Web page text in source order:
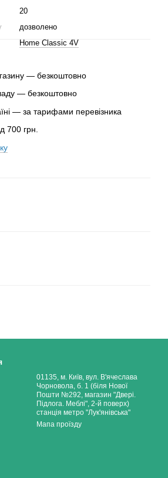
20
дозволено
Home Classic 4V
— безкоштовно
— безкоштовно
— за тарифами перевізника
700 грн.
01135, м. Київ, вул. В'ячеслава
Чорновола, б. 1 (біля Нової
Пошти №292, магазин "Двері.
Підлога. Меблі", 2-й поверх)
станція метро "Лук'янівська"
Мапа проїзду